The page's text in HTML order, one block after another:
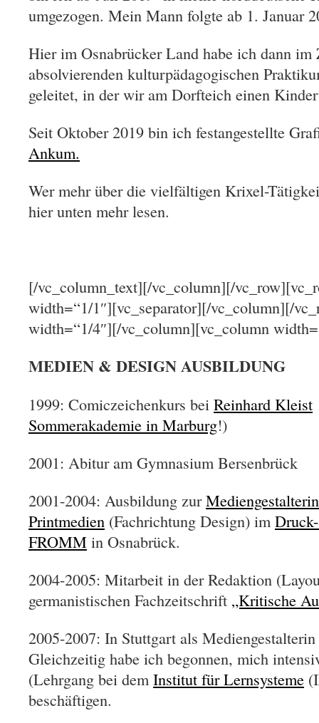
umgezogen. Mein Mann folgte ab 1. Januar
Hier im Osnabrücker Land habe ich dann im
absolvierenden kulturpädagogischen
geleitet, in der wir am Dorfteich einen
Seit Oktober 2019 bin ich festangestellte
Ankum.
Wer mehr über die vielfältigen Krixel-
hier unten mehr lesen.
[/vc_column_text][/vc_column][/
width=“1/1″][vc_separator][/vc_column][/
width=“1/4″][/vc_column][vc_column
MEDIEN & DESIGN AUSBILDUNG
1999: Comiczeichenkurs bei Reinhard Kleist
Sommerakademie in Marburg!)
2001: Abitur am Gymnasium Bersenbrück
2001-2004: Ausbildung zur
Printmedien (Fachrichtung Design) im
FROMM in Osnabrück.
2004-2005: Mitarbeit in der Redaktion
germanistischen Fachzeitschrift „Kritische
2005-2007: In Stuttgart als
Gleichzeitig habe ich begonnen, mich
(Lehrgang bei dem Institut für Lernsysteme
beschäftigen.